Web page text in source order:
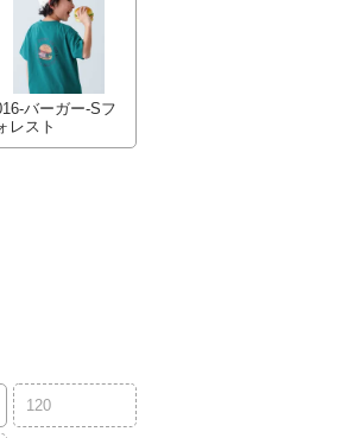
バーガー-Sフ
レスト
120